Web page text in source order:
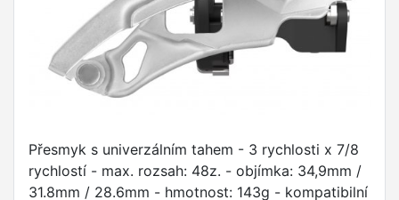
Přesmyk s univerzálním tahem - 3 rychlosti x 7/8
rychlostí - max. rozsah: 48z. - objímka: 34,9mm /
31.8mm / 28.6mm - hmotnost: 143g - kompatibilní